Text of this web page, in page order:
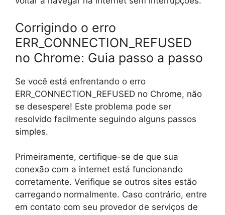
Corrigindo o erro
ERR_CONNECTION_REFUSED
no Chrome: Guia passo a passo
Se você está enfrentando o erro
ERR_CONNECTION_REFUSED no Chrome, não
se desespere! Este problema pode ser
resolvido facilmente seguindo alguns passos
simples.
Primeiramente, certifique-se de que sua
conexão com a internet está funcionando
corretamente. Verifique se outros sites estão
carregando normalmente. Caso contrário, entre
em contato com seu provedor de serviços de